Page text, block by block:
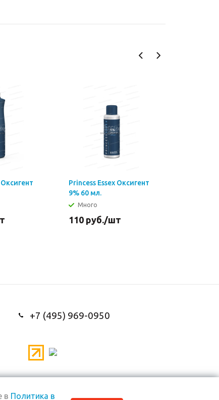
Оксигент
Princess Essex Оксигент
9% 60 мл.
Много
110 руб./шт
+7 (495) 969-0950
в Политика в